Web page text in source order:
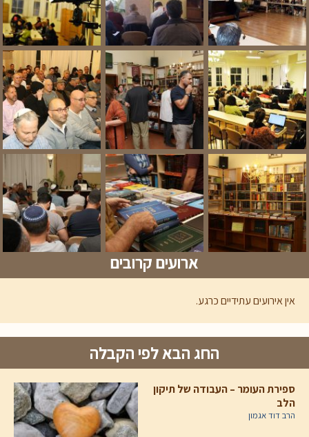
ארועים קרובים
אין אירועים עתידיים כרגע.
החג הבא לפי הקבלה
ספירת העומר – העבודה של תיקון
הלב
הרב דוד אגמון